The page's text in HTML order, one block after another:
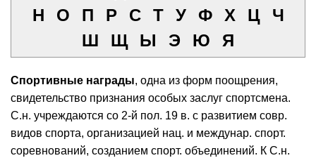
Н
О П Р С Т У Ф Х Ц
Ч
Ш
Щ Ы Э Ю Я
Спортивные награды, одна из форм поощрения,
свидетельство признания особых заслуг спортсмена.
С.н. учреждаются со 2-й пол. 19 в. с развитием совр.
видов спорта, организацией нац. и междунар. спорт.
соревнований, созданием спорт. объединений. К С.н.